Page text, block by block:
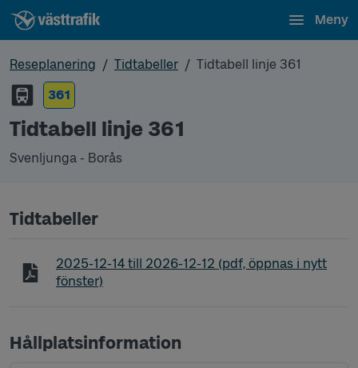
Meny
Reseplanering Tidtabeller
Tidtabell linje 361
361
Tidtabell linje 361
Svenljunga - Borås
Tidtabeller
Tidtabell linje 361 Svenljunga - Borås
2025-12-14 till 2026-12-12 (pdf, öppnas i nytt
fönster)
Hållplatsinformation